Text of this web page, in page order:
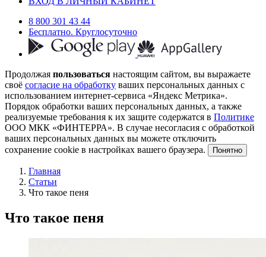
8 800 301 43 44
Бесплатно. Круглосуточно
Продолжая пользоваться настоящим сайтом, вы выражаете
своё согласие на обработку ваших персональных данных с
использованием интернет-сервиса «Яндекс Метрика».
Порядок обработки ваших персональных данных, а также
реализуемые требования к их защите содержатся в Политике
ООО МКК «ФИНТЕРРА». В случае несогласия с обработкой
ваших персональных данных вы можете отключить
сохранение cookie в настройках вашего браузера.
Понятно
Главная
Статьи
Что такое пеня
Что такое пеня